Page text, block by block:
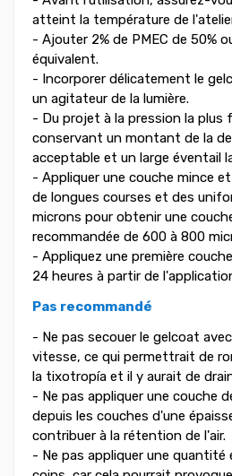
atteint la température de l'atelier
- Ajouter 2% de PMEC de 50%
équivalent.
- Incorporer délicatement le
un agitateur de la lumière.
- Du projet à la pression la plus
conservant un montant de la
acceptable et un large éventail
- Appliquer une couche mince
de longues courses et des
microns pour obtenir une
recommandée de 600 à 800
- Appliquez une première
24 heures à partir de
Pas recommandé
- Ne pas secouer le gelcoat
vitesse, ce qui permettrait de
la tixotropía et il y aurait de
- Ne pas appliquer une couche
depuis les couches d'une
contribuer à la rétention de l'air.
- Ne pas appliquer une quantité